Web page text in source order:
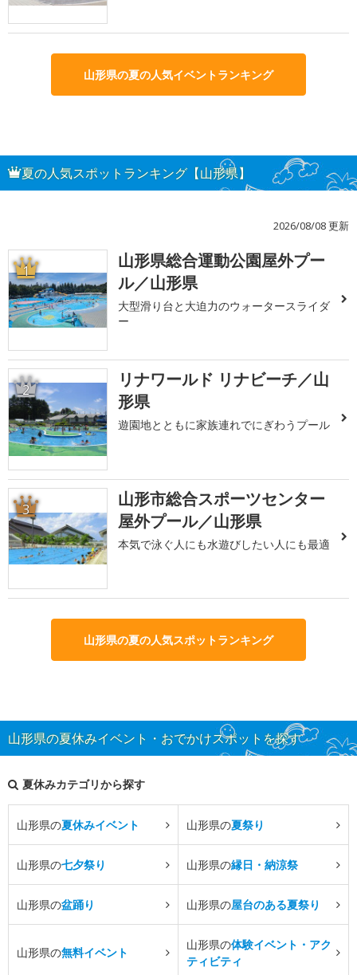
山形県の夏の人気イベントランキング
夏の人気スポットランキング【山形県】
2026/08/08 更新
1
山形県総合運動公園屋外プー
ル／山形県
大型滑り台と大迫力のウォータースライダ
ー
2
リナワールド リナビーチ／山
形県
遊園地とともに家族連れでにぎわうプール
3
山形市総合スポーツセンター
屋外プール／山形県
本気で泳ぐ人にも水遊びしたい人にも最適
山形県の夏の人気スポットランキング
山形県の夏休みイベント・おでかけスポットを探す
夏休みカテゴリから探す
山形県の夏休みイベント 山形県の夏祭り
山形県の七夕祭り 山形県の縁日・納涼祭
山形県の盆踊り 山形県の屋台のある夏祭り
山形県の無料イベント
山形県の体験イベント・アク
ティビティ